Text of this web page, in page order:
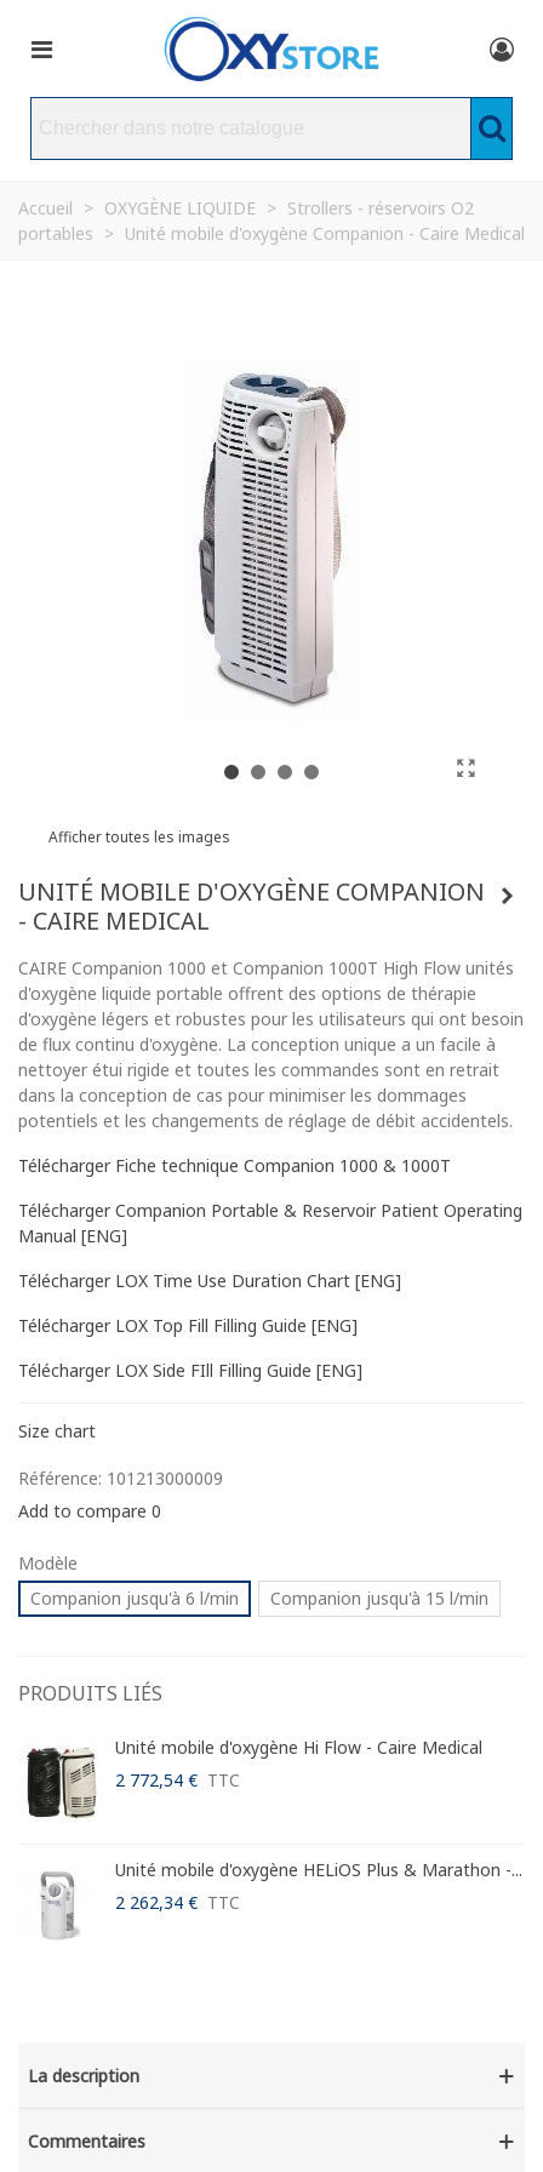
Accueil > OXYGÈNE LIQUIDE > Strollers - réservoirs O2
portables > Unité mobile d'oxygène Companion - Caire Medical
Afficher toutes les images
UNITÉ MOBILE D'OXYGÈNE COMPANION
- CAIRE MEDICAL
CAIRE Companion 1000 et Companion 1000T High Flow unités
d'oxygène liquide portable offrent des options de thérapie
d'oxygène légers et robustes pour les utilisateurs qui ont besoin
de flux continu d'oxygène. La conception unique a un facile à
nettoyer étui rigide et toutes les commandes sont en retrait
dans la conception de cas pour minimiser les dommages
potentiels et les changements de réglage de débit accidentels.
Télécharger Fiche technique Companion 1000 & 1000T
Télécharger Companion Portable & Reservoir Patient Operating
Manual [ENG]
Télécharger LOX Time Use Duration Chart [ENG]
Télécharger LOX Top Fill Filling Guide [ENG]
Télécharger LOX Side FIll Filling Guide [ENG]
Size chart
Référence: 101213000009
Add to compare 0
Modèle
Companion jusqu'à 6 l/min
Companion jusqu'à 15 l/min
PRODUITS LIÉS
Unité mobile d'oxygène Hi Flow - Caire Medical
2 772,54 € TTC
Unité mobile d'oxygène HELiOS Plus & Marathon -...
2 262,34 € TTC
La description
Commentaires